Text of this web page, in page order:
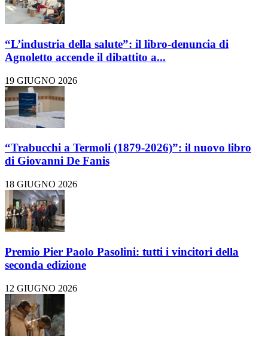
“L’industria della salute”: il libro-denuncia di
Agnoletto accende il dibattito a...
19 GIUGNO 2026
“Trabucchi a Termoli (1879-2026)”: il nuovo libro
di Giovanni De Fanis
18 GIUGNO 2026
Premio Pier Paolo Pasolini: tutti i vincitori della
seconda edizione
12 GIUGNO 2026